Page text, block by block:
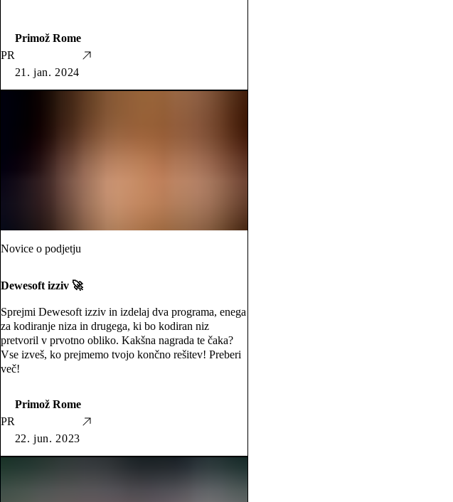
PR
Primož Rome
21. jan. 2024
Novice o podjetju
Dewesoft izziv 🚀
Sprejmi Dewesoft izziv in izdelaj dva programa, enega
za kodiranje niza in drugega, ki bo kodiran niz
pretvoril v prvotno obliko. Kakšna nagrada te čaka?
Vse izveš, ko prejmemo tvojo končno rešitev! Preberi
več!
PR
Primož Rome
22. jun. 2023